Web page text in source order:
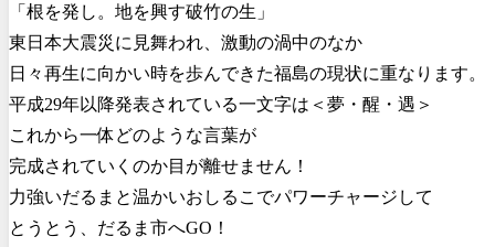
「根を発し。地を興す破竹の生」
東日本大震災に見舞われ、激動の渦中のなか
日々再生に向かい時を歩んできた福島の現状に重なります。
平成29年以降発表されている一文字は＜夢・醒・遇＞
これから一体どのような言葉が
完成されていくのか目が離せません！
力強いだるまと温かいおしるこでパワーチャージして
とうとう、だるま市へGO！